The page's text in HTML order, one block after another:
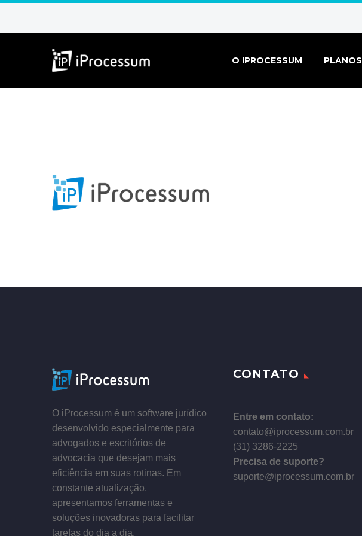
O IPROCESSUM PLANOS
O iProcessum é um software jurídico
desenvolvido especialmente para
advogados e escritórios de
advocacia que desejam mais
eficiência em suas rotinas. Em
constante atualização,
apresentamos ferramentas e
soluções inovadoras para facilitar
tarefas do dia a dia.
CONTATO
Entre em contato:
contato@iprocessum.com.br
(31) 3286-2225
Precisa de suporte?
suporte@iprocessum.com.br